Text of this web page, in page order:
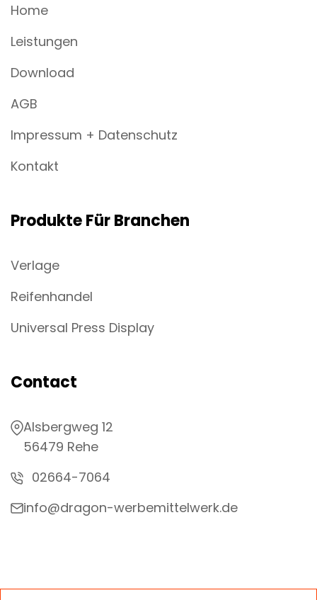
Home
Leistungen
Download
AGB
Impressum + Datenschutz
Kontakt
Produkte Für Branchen
Verlage
Reifenhandel
Universal Press Display
Contact
Alsbergweg 12
56479 Rehe
02664-7064
info@dragon-werbemittelwerk.de